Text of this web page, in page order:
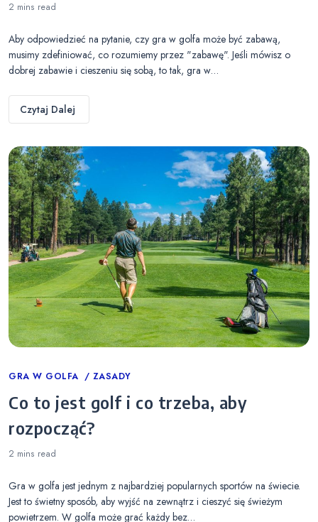
2 mins read
Aby odpowiedzieć na pytanie, czy gra w golfa może być zabawą,
musimy zdefiniować, co rozumiemy przez "zabawę". Jeśli mówisz o
dobrej zabawie i cieszeniu się sobą, to tak, gra w…
Czytaj Dalej
Categories
GRA W GOLFA ZASADY
Co to jest golf i co trzeba, aby
rozpocząć?
2 mins read
Gra w golfa jest jednym z najbardziej popularnych sportów na świecie.
Jest to świetny sposób, aby wyjść na zewnątrz i cieszyć się świeżym
powietrzem. W golfa może grać każdy bez…